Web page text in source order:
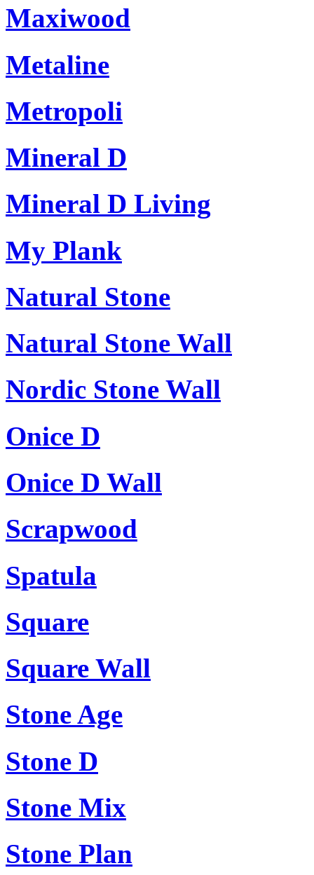
Maxiwood
Metaline
Metropoli
Mineral D
Mineral D Living
My Plank
Natural Stone
Natural Stone Wall
Nordic Stone Wall
Onice D
Onice D Wall
Scrapwood
Spatula
Square
Square Wall
Stone Age
Stone D
Stone Mix
Stone Plan